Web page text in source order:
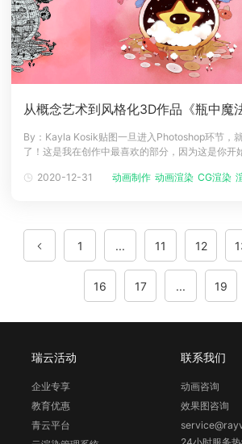
从概念艺术到风格化3D作品《瓶中魔
By：Kayla Kosik贴图一旦进入Photoshop环节，
了！这是我在创作中最喜欢的部分，因为这是你开
图，反转选区，然后扩大3个像素的范围。我将每
2020-12-31 动画制作 动画渲染 CG渲染
1 ... 11 12
16 17 ... 19
瑞云活动
企业专享
教育优惠
青云平台
联系我们
动画咨询
效果图咨询